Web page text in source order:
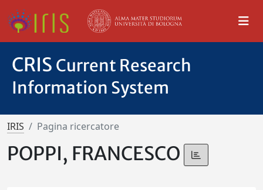
CRIS Current Research
Information System
IRIS Pagina ricercatore
POPPI, FRANCESCO